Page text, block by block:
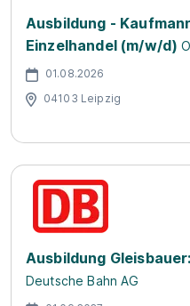
Ausbildung -
Einzelhandel (m/w/d)
01.08.2026
04103 Leipzig
Ausbildung
Deutsche Bahn AG